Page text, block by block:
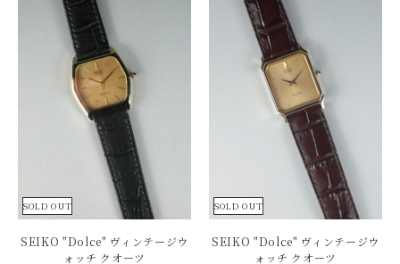
SOLD OUT
SEIKO "Dolce" ヴィンテージウ
ォッチ クオーツ
SOLD OUT
SEIKO "Dolce" ヴィンテージウ
ォッチ クオーツ